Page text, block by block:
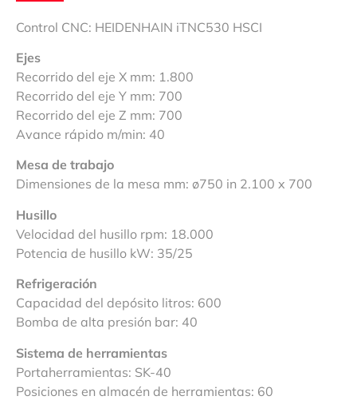
Control CNC: HEIDENHAIN iTNC530 HSCI
Ejes
Recorrido del eje X mm: 1.800
Recorrido del eje Y mm: 700
Recorrido del eje Z mm: 700
Avance rápido m/min: 40
Mesa de trabajo
Dimensiones de la mesa mm: ø750 in 2.100 x 700
Husillo
Velocidad del husillo rpm: 18.000
Potencia de husillo kW: 35/25
Refrigeración
Capacidad del depósito litros: 600
Bomba de alta presión bar: 40
Sistema de herramientas
Portaherramientas: SK-40
Posiciones en almacén de herramientas: 60